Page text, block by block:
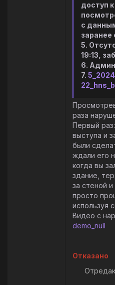
доступ
с
заранее
5.
19:13,
6.
7.
раза
Первый
выступа и
были
ждали его
когда вы
здание,
за стеной
просто
используя
Видео с
demo_null
Отказано